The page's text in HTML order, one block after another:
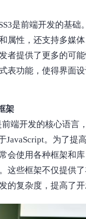
是前端开发的基础
属性，还支持多媒
者提供了更多的可能
表功能，使得界面
架
前端开发的核心语言
JavaScript。为了提
会使用各种框架和库
这些框架不仅提供了
的复杂度，提高了开